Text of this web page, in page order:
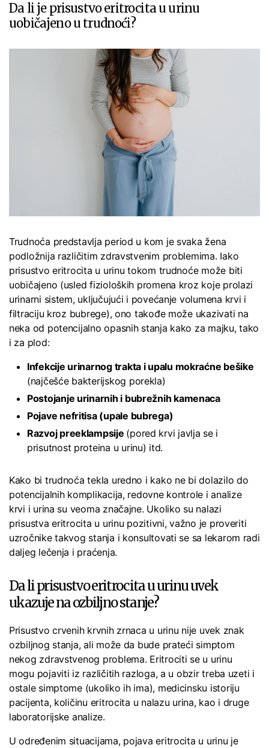
Da li je prisustvo eritrocita u urinu
uobičajeno u trudnoći?
Trudnoća predstavlja period u kom je svaka žena
podložnija različitim zdravstvenim problemima. Iako
prisustvo eritrocita u urinu tokom trudnoće može biti
uobičajeno (usled fizioloških promena kroz koje prolazi
urinarni sistem, uključujući i povećanje volumena krvi i
filtraciju kroz bubrege), ono takođe može ukazivati na
neka od potencijalno opasnih stanja kako za majku, tako
i za plod:
Infekcije urinarnog trakta i upalu mokraćne bešike
(najčešće bakterijskog porekla)
Postojanje urinarnih i bubrežnih kamenaca
Pojave nefritisa (upale bubrega)
Razvoj preeklampsije (pored krvi javlja se i
prisutnost proteina u urinu) itd.
Kako bi trudnoća tekla uredno i kako ne bi dolazilo do
potencijalnih komplikacija, redovne kontrole i analize
krvi i urina su veoma značajne. Ukoliko su nalazi
prisustva eritrocita u urinu pozitivni, važno je proveriti
uzročnike takvog stanja i konsultovati se sa lekarom radi
daljeg lečenja i praćenja.
Da li prisustvo eritrocita u urinu uvek
ukazuje na ozbiljno stanje?
Prisustvo crvenih krvnih zrnaca u urinu nije uvek znak
ozbiljnog stanja, ali može da bude prateći simptom
nekog zdravstvenog problema. Eritrociti se u urinu
mogu pojaviti iz različitih razloga, a u obzir treba uzeti i
ostale simptome (ukoliko ih ima), medicinsku istoriju
pacijenta, količinu eritrocita u nalazu urina, kao i druge
laboratorijske analize.
U određenim situacijama, pojava eritrocita u urinu je